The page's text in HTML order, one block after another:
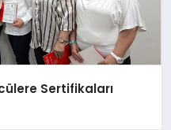
Sertifikaları